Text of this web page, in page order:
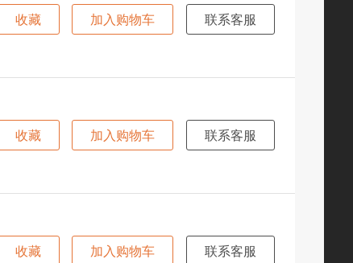
收藏 加入购物车 联系客服
收藏 加入购物车 联系客服
收藏 加入购物车 联系客服